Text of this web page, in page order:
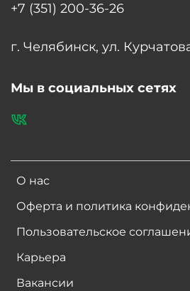
О нас
Оферта и политика
Пользовательское
Карьера
Вакансии
+7 (351) 200-36-26
г. Челябинск, ул.
Мы в социальных сетях